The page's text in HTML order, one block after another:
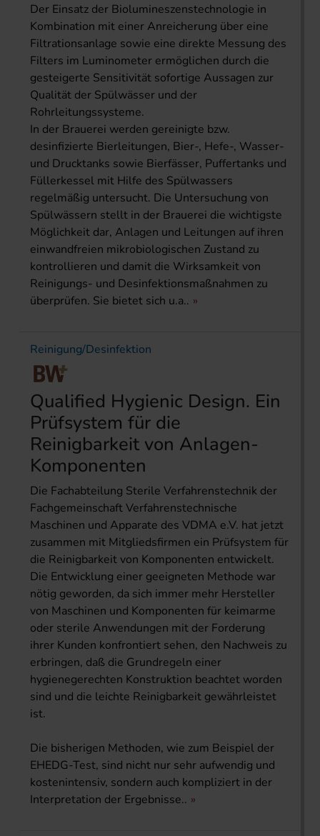
Der Einsatz der Biolumineszenstechnologie in
Kombination mit einer Anreicherung über eine
Filtrationsanlage sowie eine direkte Messung des
Filters im Luminometer ermöglichen durch die
gesteigerte Sensitivität sofortige Aussagen zur
Qualität der Spülwässer und der
Rohrleitungssysteme.
In der Brauerei werden gereinigte bzw.
desinfizierte Bierleitungen, Bier-, Hefe-, Wasser-
und Drucktanks sowie Bierfässer, Puffertanks und
Füllerkessel mit Hilfe des Spülwassers
regelmäßig untersucht. Die Untersuchung von
Spülwässern stellt in der Brauerei die wichtigste
Möglichkeit dar, Anlagen und Leitungen auf ihren
einwandfreien mikrobiologischen Zustand zu
kontrollieren und damit die Wirksamkeit von
Reinigungs- und Desinfektionsmaßnahmen zu
überprüfen. Sie bietet sich u.a..
Reinigung/Desinfektion
Qualified Hygienic Design. Ein
Prüfsystem für die
Reinigbarkeit von Anlagen-
Komponenten
Die Fachabteilung Sterile Verfahrenstechnik der
Fachgemeinschaft Verfahrenstechnische
Maschinen und Apparate des VDMA e.V. hat jetzt
zusammen mit Mitgliedsfirmen ein Prüfsystem für
die Reinigbarkeit von Komponenten entwickelt.
Die Entwicklung einer geeigneten Methode war
nötig geworden, da sich immer mehr Hersteller
von Maschinen und Komponenten für keimarme
oder sterile Anwendungen mit der Forderung
ihrer Kunden konfrontiert sehen, den Nachweis zu
erbringen, daß die Grundregeln einer
hygienegerechten Konstruktion beachtet worden
sind und die leichte Reinigbarkeit gewährleistet
ist.
Die bisherigen Methoden, wie zum Beispiel der
EHEDG-Test, sind nicht nur sehr aufwendig und
kostenintensiv, sondern auch kompliziert in der
Interpretation der Ergebnisse..